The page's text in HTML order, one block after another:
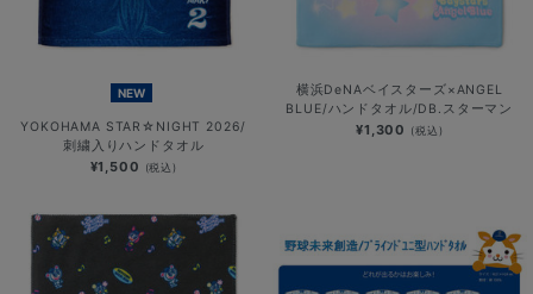
NEW
YOKOHAMA STAR☆NIGHT 2026/
刺繍入りハンドタオル
¥1,500 (税込)
横浜DeNAベイスターズ×ANGEL
BLUE/ハンドタオル/DB.スターマン
¥1,300 (税込)